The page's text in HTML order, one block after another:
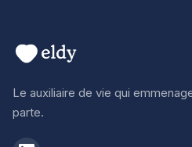
Le auxiliaire de vie qui
parte.